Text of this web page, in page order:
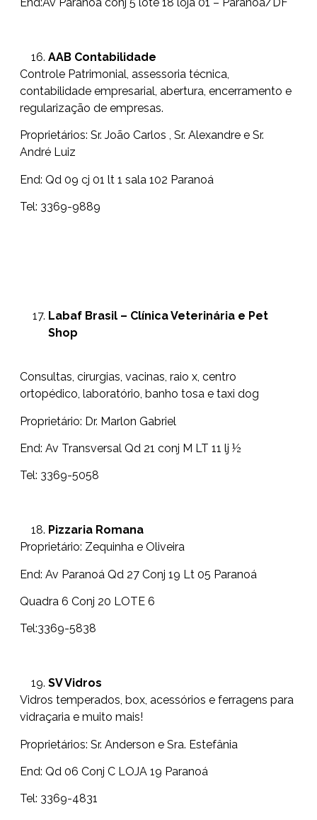
End:Av Paranoá conj 5 lote 18 loja 01 – Paranoá/DF
AAB Contabilidade
Controle Patrimonial, assessoria técnica,
contabilidade empresarial, abertura, encerramento e
regularização de empresas.
Proprietários: Sr. João Carlos , Sr. Alexandre e Sr.
André Luiz
End: Qd 09 cj 01 lt 1 sala 102 Paranoá
Tel: 3369-9889
Labaf Brasil – Clínica Veterinária e Pet
Shop
Consultas, cirurgias, vacinas, raio x, centro
ortopédico, laboratório, banho tosa e taxi dog
Proprietário: Dr. Marlon Gabriel
End: Av Transversal Qd 21 conj M LT 11 lj ½
Tel: 3369-5058
Pizzaria Romana
Proprietário: Zequinha e Oliveira
End: Av Paranoá Qd 27 Conj 19 Lt 05 Paranoá
Quadra 6 Conj 20 LOTE 6
Tel:3369-5838
SV Vidros
Vidros temperados, box, acessórios e ferragens para
vidraçaria e muito mais!
Proprietários: Sr. Anderson e Sra. Estefânia
End: Qd 06 Conj C LOJA 19 Paranoá
Tel: 3369-4831